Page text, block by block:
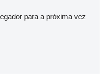
para a próxima vez